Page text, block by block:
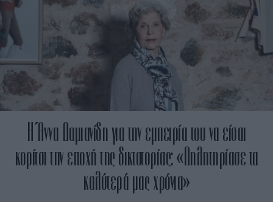
Η Άννα Δαμιανίδη για την εμπειρία του να είσαι
κορίτσι την εποχή της δικτατορίας: «Δηλητηρίασε τα
καλύτερά μας χρόνια»